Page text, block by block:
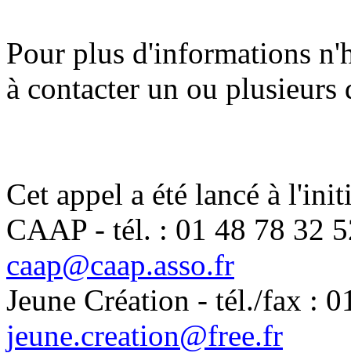
Pour plus d'informations
à contacter un ou plusieurs
Cet appel a été lancé à
CAAP - tél. : 01 48 78 32
caap@caap.asso.fr
Jeune Création - tél./fax :
jeune.creation@free.fr